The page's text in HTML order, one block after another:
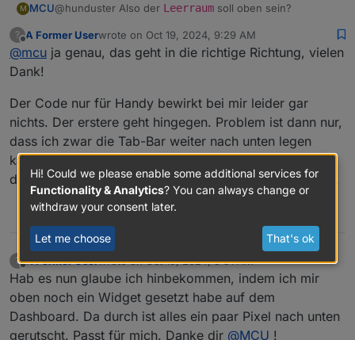
M MCU@hunduster Also der Leerraum soll oben sein?
/* Tab-Auswahl ist oben */
}
/* muss immer +5px vom tabs-container sein */
.container.desktop {
	padding-top: 45px!important;
/* 1px mehr als Handybreite */
@media all and (max-width:413px) {
	.jarvis-tabs-container {
		padding-top: 40px;
	}
	.container.desktop {
		padding-top: 45px!important;
?
Offline
A Former Userwrote on Oct 19, 2024, 9:29 AM
last edited by
@mcu ja genau, das geht in die richtige Richtung, vielen
Dank!
Der Code nur für Handy bewirkt bei mir leider gar
nichts. Der erstere geht hingegen. Problem ist dann nur,
dass ich zwar die Tab-Bar weiter nach unten legen
kann, sie sich dann aber über die Widgets legt und
diese bedeckt. De Widgets rutsch nicht mit nach unten.
?
Offline
A Former Userwrote onOct 19, 2024, 9:51 AM
last edited by
Hab es nun glaube ich hinbekommen, indem ich mir
oben noch ein Widget gesetzt habe auf dem
Dashboard. Da durch ist alles ein paar Pixel nach unten
gerutscht. Passt für mich. Danke dir @MCU !
Hi! Could we please enable some additional services for
Functionality & Analytics? You can always change or
withdraw your consent later.
Let me choose That's ok